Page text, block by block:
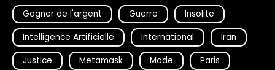
Gagner de l'argent
Guerre
Insolite
Intelligence Artificielle
International
Iran
Justice
Metamask Mode Paris